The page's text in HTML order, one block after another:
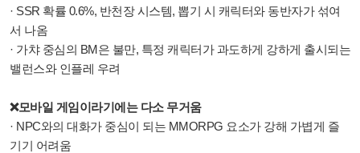
· SSR 확률 0.6%, 반천장 시스템, 뽑기 시 캐릭터와 동반자가 섞여
서 나옴
· 가챠 중심의 BM은 불만, 특정 캐릭터가 과도하게 강하게 출시되는
밸런스와 인플레 우려
❌모바일 게임이라기에는 다소 무거움
· NPC와의 대화가 중심이 되는 MMORPG 요소가 강해 가볍게 즐
기기 어려움